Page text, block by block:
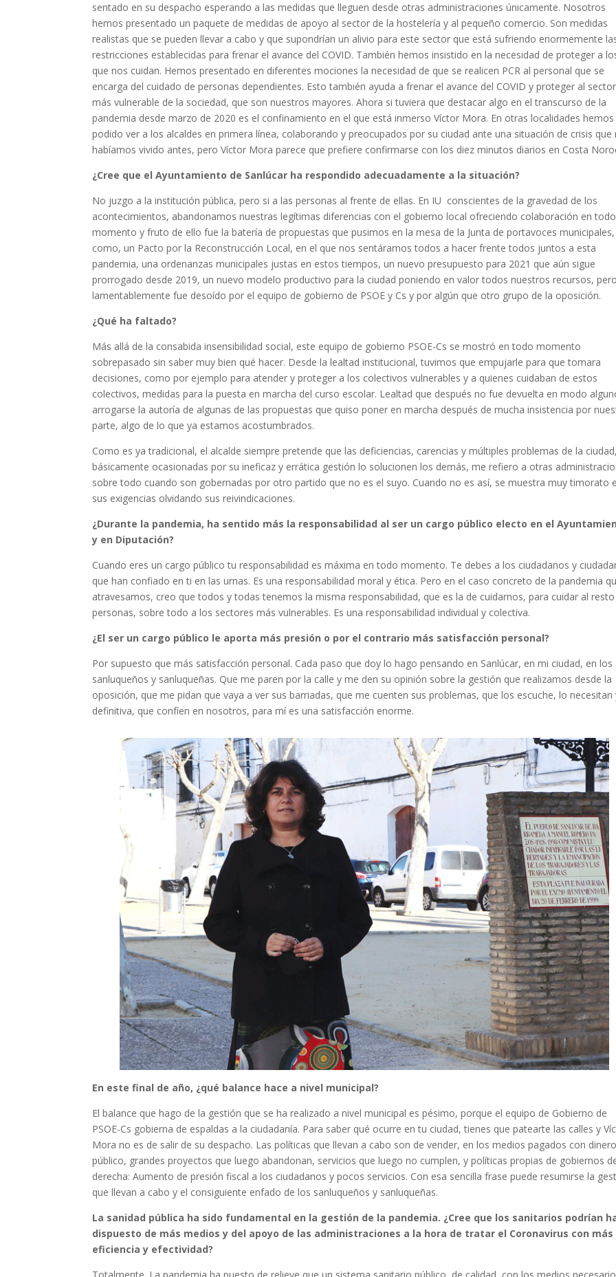
sentado en su despacho esperando a las medidas que lleguen desde otras administraciones únicamente. Nosotros
hemos presentado un paquete de medidas de apoyo al sector de la hostelería y al pequeño comercio. Son medidas
realistas que se pueden llevar a cabo y que supondrían un alivio para este sector que está sufriendo enormemente
restricciones establecidas para frenar el avance del COVID. También hemos insistido en la necesidad de proteger a
que nos cuidan. Hemos presentado en diferentes mociones la necesidad de que se realicen PCR al personal que se
encarga del cuidado de personas dependientes. Esto también ayuda a frenar el avance del COVID y proteger al sector
más vulnerable de la sociedad, que son nuestros mayores. Ahora si tuviera que destacar algo en el transcurso de la
pandemia desde marzo de 2020 es el confinamiento en el que está inmerso Víctor Mora. En otras localidades hemos
podido ver a los alcaldes en primera línea, colaborando y preocupados por su ciudad ante una situación de crisis que
habíamos vivido antes, pero Víctor Mora parece que prefiere confirmarse con los diez minutos diarios en Costa
¿Cree que el Ayuntamiento de Sanlúcar ha respondido adecuadamente a la situación?
No juzgo a la institución pública, pero si a las personas al frente de ellas. En IU conscientes de la gravedad de los
acontecimientos, abandonamos nuestras legítimas diferencias con el gobierno local ofreciendo colaboración en todo
momento y fruto de ello fue la batería de propuestas que pusimos en la mesa de la Junta de portavoces
como, un Pacto por la Reconstrucción Local, en el que nos sentáramos todos a hacer frente todos juntos a esta
pandemia, una ordenanzas municipales justas en estos tiempos, un nuevo presupuesto para 2021 que aún sigue
prorrogado desde 2019, un nuevo modelo productivo para la ciudad poniendo en valor todos nuestros recursos,
lamentablemente fue desoído por el equipo de gobierno de PSOE y Cs y por algún que otro grupo de la oposición.
¿Qué ha faltado?
Más allá de la consabida insensibilidad social, este equipo de gobierno PSOE-Cs se mostró en todo momento
sobrepasado sin saber muy bien qué hacer. Desde la lealtad institucional, tuvimos que empujarle para que tomara
decisiones, como por ejemplo para atender y proteger a los colectivos vulnerables y a quienes cuidaban de estos
colectivos, medidas para la puesta en marcha del curso escolar. Lealtad que después no fue devuelta en modo
arrogarse la autoría de algunas de las propuestas que quiso poner en marcha después de mucha insistencia por
parte, algo de lo que ya estamos acostumbrados.
Como es ya tradicional, el alcalde siempre pretende que las deficiencias, carencias y múltiples problemas de la
básicamente ocasionadas por su ineficaz y errática gestión lo solucionen los demás, me refiero a otras
sobre todo cuando son gobernadas por otro partido que no es el suyo. Cuando no es así, se muestra muy timorato
sus exigencias olvidando sus reivindicaciones.
¿Durante la pandemia, ha sentido más la responsabilidad al ser un cargo público electo en el
y en Diputación?
Cuando eres un cargo público tu responsabilidad es máxima en todo momento. Te debes a los ciudadanos y
que han confiado en ti en las urnas. Es una responsabilidad moral y ética. Pero en el caso concreto de la pandemia
atravesamos, creo que todos y todas tenemos la misma responsabilidad, que es la de cuidarnos, para cuidar al
personas, sobre todo a los sectores más vulnerables. Es una responsabilidad individual y colectiva.
¿El ser un cargo público le aporta más presión o por el contrario más satisfacción personal?
Por supuesto que más satisfacción personal. Cada paso que doy lo hago pensando en Sanlúcar, en mi ciudad, en los
sanluqueños y sanluqueñas. Que me paren por la calle y me den su opinión sobre la gestión que realizamos desde la
oposición, que me pidan que vaya a ver sus barriadas, que me cuenten sus problemas, que los escuche, lo necesitan
definitiva, que confíen en nosotros, para mí es una satisfacción enorme.
En este final de año, ¿qué balance hace a nivel municipal?
El balance que hago de la gestión que se ha realizado a nivel municipal es pésimo, porque el equipo de Gobierno de
PSOE-Cs gobierna de espaldas a la ciudadanía. Para saber qué ocurre en tu ciudad, tienes que patearte las calles y
Mora no es de salir de su despacho. Las políticas que llevan a cabo son de vender, en los medios pagados con
público, grandes proyectos que luego abandonan, servicios que luego no cumplen, y políticas propias de gobiernos
derecha: Aumento de presión fiscal a los ciudadanos y pocos servicios. Con esa sencilla frase puede resumirse la
que llevan a cabo y el consiguiente enfado de los sanluqueños y sanluqueñas.
La sanidad pública ha sido fundamental en la gestión de la pandemia. ¿Cree que los sanitarios podrían
dispuesto de más medios y del apoyo de las administraciones a la hora de tratar el Coronavirus con más
eficiencia y efectividad?